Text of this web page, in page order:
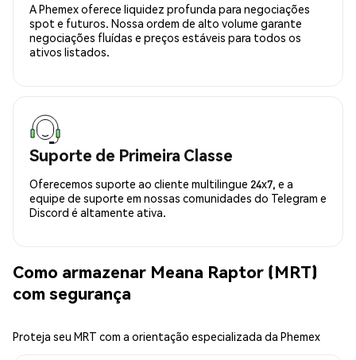
A Phemex oferece liquidez profunda para negociações
spot e futuros. Nossa ordem de alto volume garante
negociações fluídas e preços estáveis para todos os
ativos listados.
Suporte de Primeira Classe
Oferecemos suporte ao cliente multilingue 24x7, e a
equipe de suporte em nossas comunidades do Telegram e
Discord é altamente ativa.
Como armazenar Meana Raptor (MRT)
com segurança
Proteja seu MRT com a orientação especializada da Phemex